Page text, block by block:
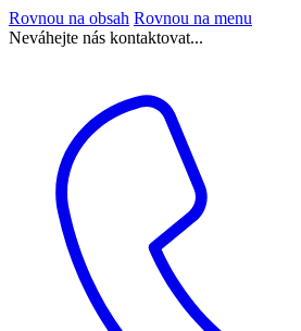
Rovnou na obsah Rovnou na menu
Neváhejte nás kontaktovat...